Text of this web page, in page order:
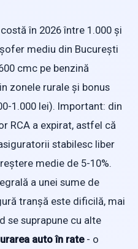
în 2026 între 1.000 și
mediu din București
cmc pe benzină
zonele rurale și bonus
1.000 lei). Important: din
RCA a expirat, astfel că
stabilesc liber
medie de 5-10%.
a unei sume de
tranșă este dificilă, mai
se suprapune cu alte
auto în rate- o